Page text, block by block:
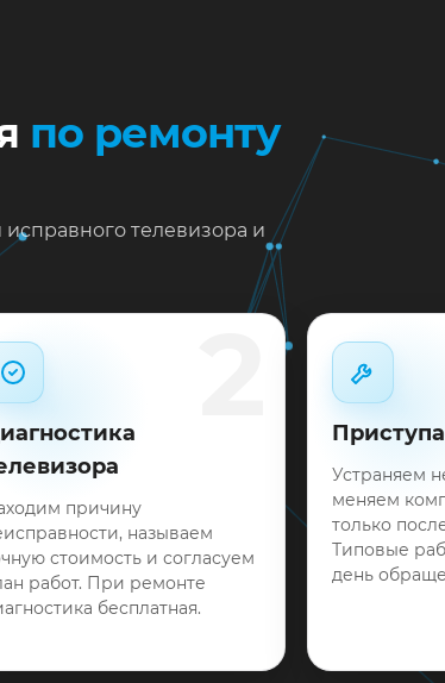
по ремонту
телевизора и
причину
называем
стоимость и согласуем
работ. При ремонте
бесплатная.
Устраняем
меняем
только
Типовые
день